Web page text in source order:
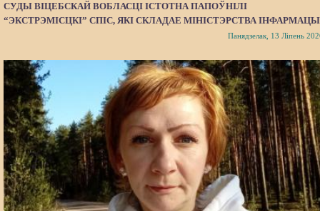
СУДЫ ВІЦЕБСКАЙ ВОБЛАСЦІ ІСТОТНА ПАПОЎНІЛІ
“ЭКСТРЭМІСЦКІ” СПІС, ЯКІ СКЛАДАЕ МІНІСТЭРСТВА
Панядзелак, 13 Ліпень